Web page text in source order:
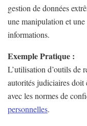
gestion de données
une manipulation et
informations.
Exemple Pratique :
L’utilisation d’outils de
autorités judiciaires doit
avec les normes de
personnelles.